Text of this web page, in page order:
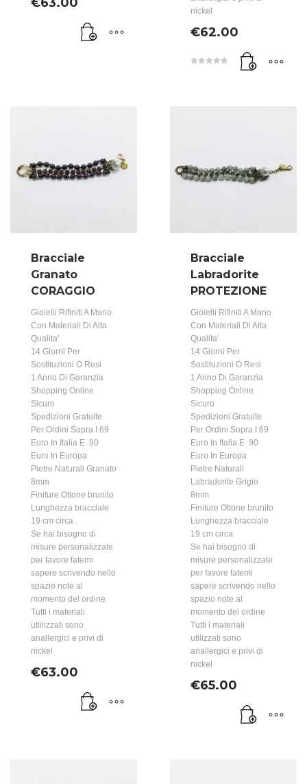
nickel
€62.00
Bracciale
Granato
CORAGGIO
Gioielli Rifiniti A Mano
Con Materiali Di Alta
Qualita’
14 Giorni Per
Sostituzioni O Resi
1 Anno Di Garanzia
Shopping Online
Sicuro
Spedizioni Gratuite
Per Ordini Sopra I 69
Euro In Italia E 90
Euro In Europa
Pietre Naturali Granato
8mm
Finiture Ottone brunito
Lunghezza bracciale
19 cm circa .
Se hai bisogno di
misure personalizzate
per favore fatemi
sapere scrivendo nello
spazio note al
momento del ordine
Tutti i materiali
utlilizzati sono
anallergici e privi di
nickel
€63.00
Bracciale
Labradorite
PROTEZIONE
Gioielli Rifiniti A Mano
Con Materiali Di Alta
Qualita’
14 Giorni Per
Sostituzioni O Resi
1 Anno Di Garanzia
Shopping Online
Sicuro
Spedizioni Gratuite
Per Ordini Sopra I 69
Euro In Italia E 90
Euro In Europa
Pietre Naturali
Labradorite Grigio
8mm
Finiture Ottone brunito
Lunghezza bracciale
19 cm circa
Se hai bisogno di
misure personalizzate
per favore fatemi
sapere scrivendo nello
spazio note al
momento del ordine
Tutti i materiali
utilizzati sono
anallergici e privi di
nickel
€65.00